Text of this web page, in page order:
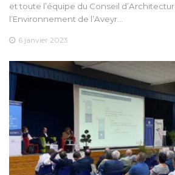
et toute l’équipe du Conseil
l’Environnement de l’Aveyr…
6 janvier 2023